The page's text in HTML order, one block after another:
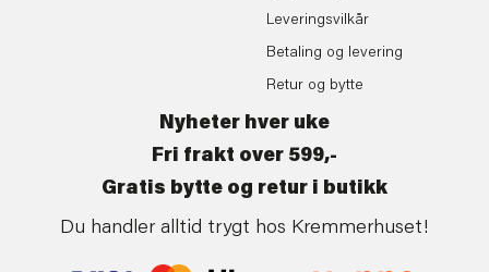
Leveringsvilkår
Betaling og levering
Retur og bytte
Nyheter hver uke
Fri frakt over 599,-
Gratis bytte og retur i butikk
Du handler alltid trygt hos Kremmerhuset!